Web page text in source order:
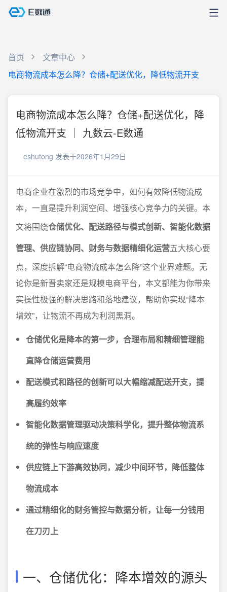
首页
文章中心
电商物流成本怎么降？仓储+配送优化，降低物流开支
电商物流成本怎么降？仓储+配送优化，降
低物流开支 ｜ 九数云-E数通
eshutong 发表于2026年1月29日
电商企业在激烈的市场竞争中，如何有效降低物流成
本，一直是提升利润空间、增强核心竞争力的关键。本
文将围绕仓储优化、配送路径与模式创新、智能化数据
管理、供应链协同、财务与数据精细化运营五大核心要
点，深度拆解“电商物流成本怎么降”这个业界难题。无
论你是新晋卖家还是规模电商平台，本文都能为你带来
实操性极强的解决思路和落地建议，帮助你实现“降本
增效”，让物流不再成为利润黑洞。
仓储优化是降本的第一步，合理布局和精细管理能
直降仓储运营费用
配送模式和路径的创新可以大幅缩减配送开支，提
高履约效率
智能化数据管理驱动决策科学化，提升整体物流系
统的弹性与响应速度
供应链上下游高效协同，减少中间环节，降低整体
物流成本
通过精细化的财务管控与数据分析，让每一分钱用
在刀刃上
一、仓储优化：降本增效的源头